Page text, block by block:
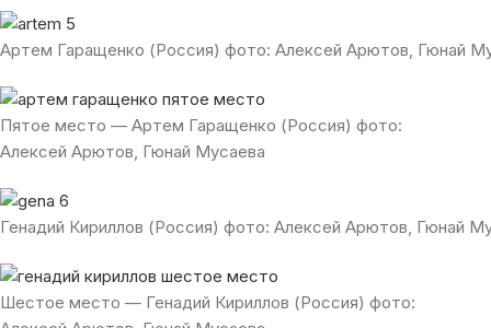
Артем Гаращенко (Россия) фото: Алексей Арютов, Гюнай
Пятое место — Артем Гаращенко (Россия) фото:
Алексей Арютов, Гюнай Мусаева
Генадий Кириллов (Россия) фото: Алексей Арютов, Гюнай
Шестое место — Генадий Кириллов (Россия) фото: